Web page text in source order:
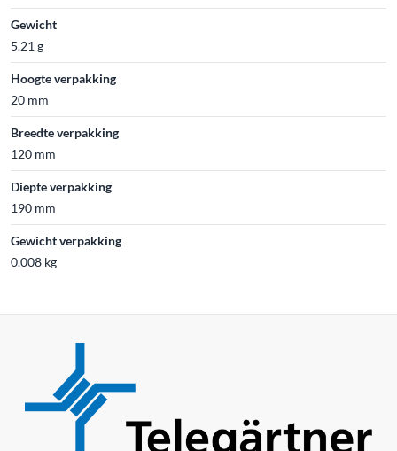
Gewicht
5.21 g
Hoogte verpakking
20 mm
Breedte verpakking
120 mm
Diepte verpakking
190 mm
Gewicht verpakking
0.008 kg